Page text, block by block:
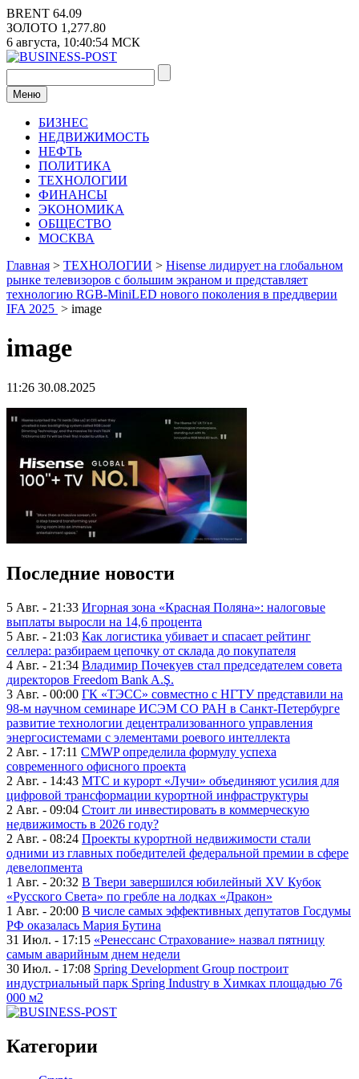
Перейти
к
содержимому
BRENT 64.09
ЗОЛОТО 1,277.80
6 августа, 10:40:54 МСК
Меню
БИЗНЕС
НЕДВИЖИМОСТЬ
НЕФТЬ
ПОЛИТИКА
ТЕХНОЛОГИИ
ФИНАНСЫ
ЭКОНОМИКА
ОБЩЕСТВО
МОСКВА
Главная > ТЕХНОЛОГИИ > Hisense лидирует на глобальном
рынке телевизоров с большим экраном и представляет
технологию RGB-MiniLED нового поколения в преддверии
IFA 2025 > image
image
11:26 30.08.2025
Последние новости
5 Авг. - 21:33 Игорная зона «Красная Поляна»: налоговые
выплаты выросли на 14,6 процента
5 Авг. - 21:03 Как логистика убивает и спасает рейтинг
селлера: разбираем цепочку от склада до покупателя
4 Авг. - 21:34 Владимир Почекуев стал председателем совета
директоров Freedom Bank A.Ş.
3 Авг. - 00:00 ГК «ТЭСС» совместно с НГТУ представили на
98-м научном семинаре ИСЭМ СО РАН в Санкт-Петербурге
развитие технологии децентрализованного управления
энергосистемами с элементами роевого интеллекта
2 Авг. - 17:11 CMWP определила формулу успеха
современного офисного проекта
2 Авг. - 14:43 МТС и курорт «Лучи» объединяют усилия для
цифровой трансформации курортной инфраструктуры
2 Авг. - 09:04 Стоит ли инвестировать в коммерческую
недвижимость в 2026 году?
2 Авг. - 08:24 Проекты курортной недвижимости стали
одними из главных победителей федеральной премии в сфере
девелопмента
1 Авг. - 20:32 В Твери завершился юбилейный XV Кубок
«Русского Света» по гребле на лодках «Дракон»
1 Авг. - 20:00 В числе самых эффективных депутатов Госдумы
РФ оказалась Мария Бутина
31 Июл. - 17:15 «Ренессанс Страхование» назвал пятницу
самым аварийным днем недели
30 Июл. - 17:08 Spring Development Group построит
индустриальный парк Spring Industry в Химках площадью 76
000 м2
Категории